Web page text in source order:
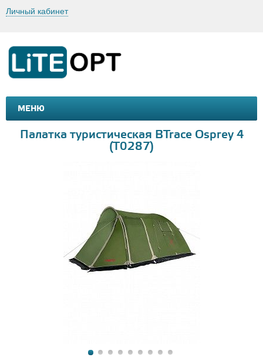
Личный кабинет
МЕНЮ
МАШИНКИ И МОТОЦИКЛЫ
Палатка туристическая BTrace Osprey 4
(T0287)